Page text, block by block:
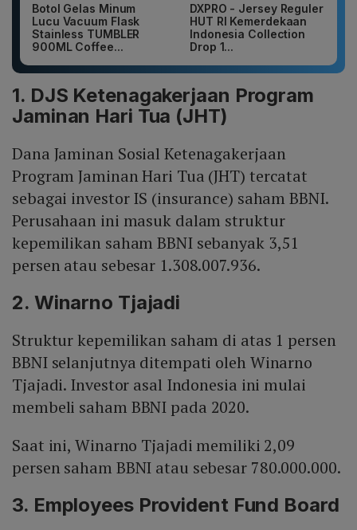
Botol Gelas Minum
Lucu Vacuum Flask
Stainless TUMBLER
900ML Coffee...
DXPRO - Jersey Reguler
HUT RI Kemerdekaan
Indonesia Collection
Drop 1...
1. DJS Ketenagakerjaan Program
Jaminan Hari Tua (JHT)
Dana Jaminan Sosial Ketenagakerjaan
Program Jaminan Hari Tua (JHT) tercatat
sebagai investor IS (insurance) saham BBNI.
Perusahaan ini masuk dalam struktur
kepemilikan saham BBNI sebanyak 3,51
persen atau sebesar 1.308.007.936.
2. Winarno Tjajadi
Struktur kepemilikan saham di atas 1 persen
BBNI selanjutnya ditempati oleh Winarno
Tjajadi. Investor asal Indonesia ini mulai
membeli saham BBNI pada 2020.
Saat ini, Winarno Tjajadi memiliki 2,09
persen saham BBNI atau sebesar 780.000.000.
3. Employees Provident Fund Board